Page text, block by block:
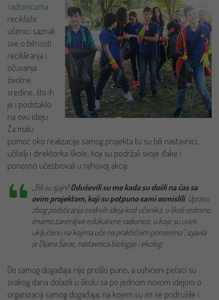
radionicama
reciklaže
učenici saznali
sve o bitnosti
recikliranja i
očuvanja
životne
sredine, što ih
je i podstaklo
na ovu ideju.
Za malu
pomoć oko realizacije samog projekta tu su bili nastavnici,
učitelji i direktorka škole, koji su podržali svoje đake i
ponosno učestvovali u njihovoj akciji:
„Bili su sjajni!Oduševili su me kada su došli na čas sa
ovim projektom, koji su potpuno sami osmislili. Upravo
zbog podsticanja ovakvih ideja kod učenika, u školi redovno
imamo zanimljive edukativne radionice, u koje su uvek
uključeni i na kojima uče na praktičnim primerima”, izjavila
je Dijana Šarac, nastavnica biologije i ekolog.
Do samog događaja nije prošlo puno, a ushićeni petaci su
svakog dana dolazili u školu sa po jednom novom idejom o
organizaciji samog događaja, na kojem su im se pridružile i